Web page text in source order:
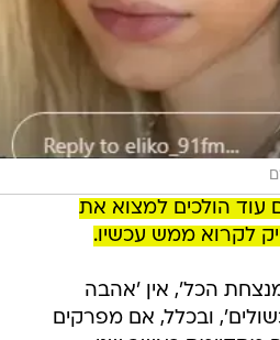
הולכים למצוא את
לקרוא ממש עכשיו.
הכל', אין 'אהבה
ובכלל, אם מפרקים